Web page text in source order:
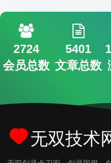
2724
会员总数
5401
文章总数
无双技术